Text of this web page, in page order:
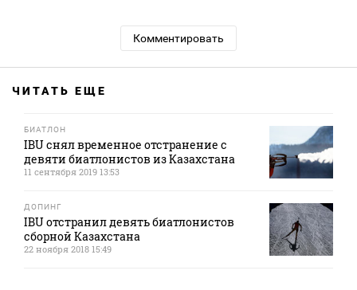
Комментировать
ЧИТАТЬ ЕЩЕ
БИАТЛОН
IBU снял временное отстранение с
девяти биатлонистов из Казахстана
11 сентября 2019 13:53
ДОПИНГ
IBU отстранил девять биатлонистов
сборной Казахстана
22 ноября 2018 15:49